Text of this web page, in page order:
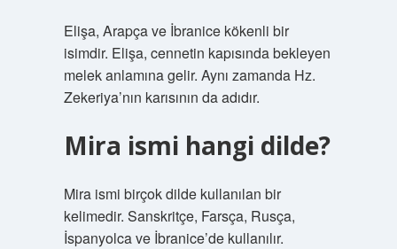
Elişa, Arapça ve İbranice kökenli bir
isimdir. Elişa, cennetin kapısında bekleyen
melek anlamına gelir. Aynı zamanda Hz.
Zekeriya’nın karısının da adıdır.
Mira ismi hangi dilde?
Mira ismi birçok dilde kullanılan bir
kelimedir. Sanskritçe, Farsça, Rusça,
İspanyolca ve İbranice’de kullanılır.